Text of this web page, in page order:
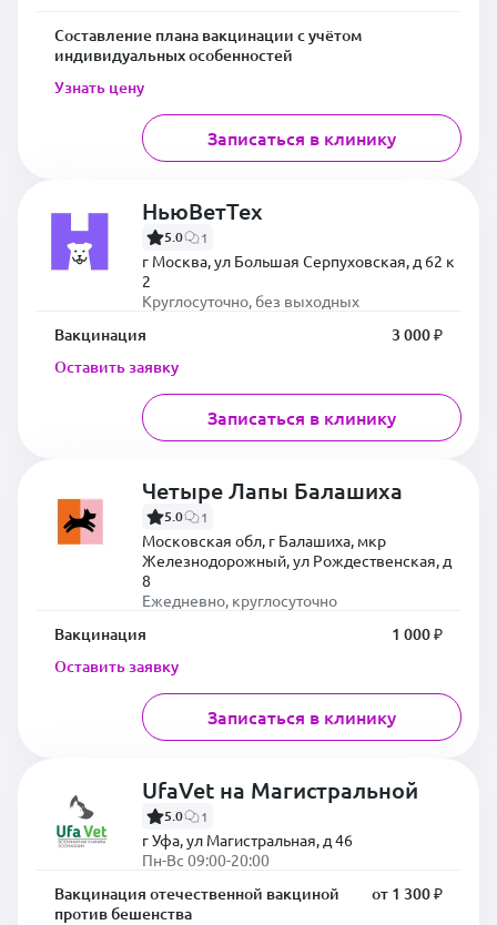
Составление плана вакцинации с учётом
индивидуальных особенностей
Узнать цену
Записаться в клинику
НьюВетТех
5.0 1
г Москва, ул Большая Серпуховская, д 62 к
2
Круглосуточно, без выходных
Вакцинация
3 000 ₽
Оставить заявку
Записаться в клинику
Четыре Лапы Балашиха
5.0 1
Московская обл, г Балашиха, мкр
Железнодорожный, ул Рождественская, д
8
Ежедневно, круглосуточно
Вакцинация
1 000 ₽
Оставить заявку
Записаться в клинику
UfaVet на Магистральной
5.0 1
г Уфа, ул Магистральная, д 46
Пн-Вс 09:00-20:00
Вакцинация отечественной вакциной
против бешенства
от 1 300 ₽